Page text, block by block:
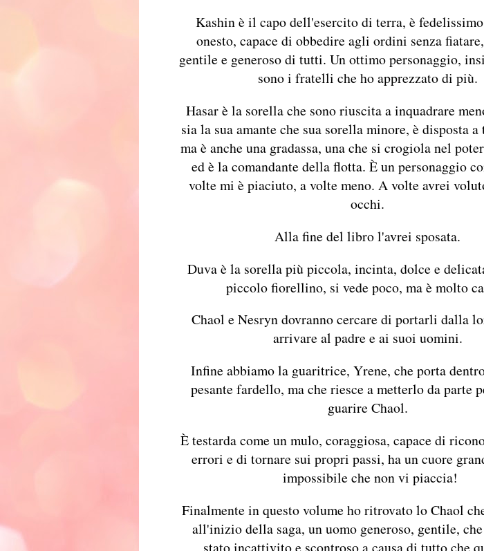
Kashin è il capo dell'esercito di terra, è
onesto, capace di obbedire agli ordini senza
gentile e generoso di tutti. Un ottimo personaggio,
sono i fratelli che ho apprezzato di più.
Hasar è la sorella che sono riuscita a inquadrare
sia la sua amante che sua sorella minore, è disposta
ma è anche una gradassa, una che si crogiola nel
ed è la comandante della flotta. È un personaggio
volte mi è piaciuto, a volte meno. A volte avrei
occhi.
Alla fine del libro l'avrei sposata.
Duva è la sorella più piccola, incinta, dolce e
piccolo fiorellino, si vede poco, ma è molto
Chaol e Nesryn dovranno cercare di portarli dalla
arrivare al padre e ai suoi uomini.
Infine abbiamo la guaritrice, Yrene, che porta
pesante fardello, ma che riesce a metterlo da parte
guarire Chaol.
È testarda come un mulo, coraggiosa, capace di
errori e di tornare sui propri passi, ha un cuore
impossibile che non vi piaccia!
Finalmente in questo volume ho ritrovato lo Chaol
all'inizio della saga, un uomo generoso, gentile,
stato incattivito e scontroso a causa di tutto che